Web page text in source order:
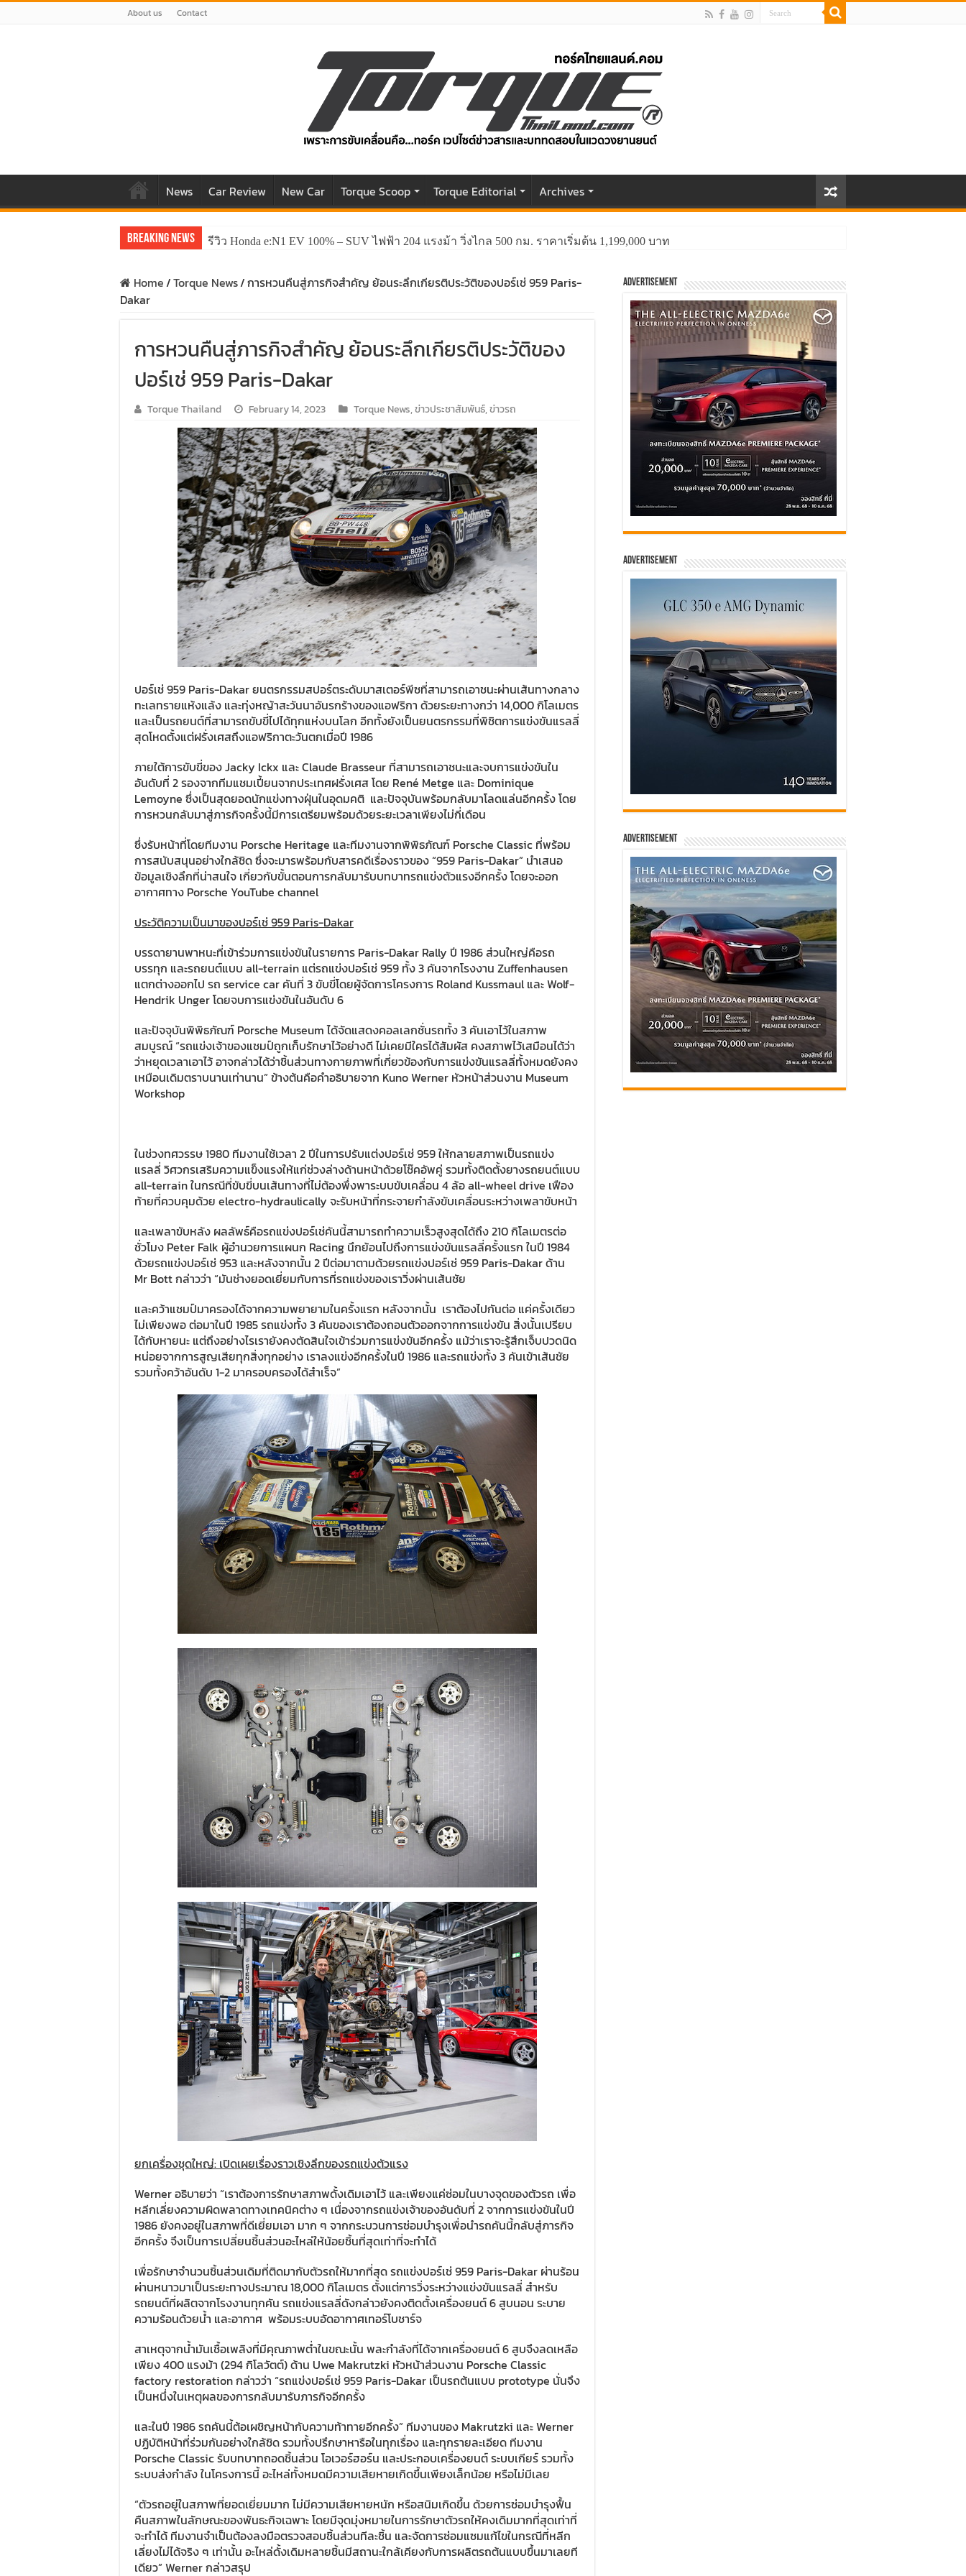
About us Contact
News Car Review New Car Torque Scoop Torque Editorial Archives
Breaking News รีวิว Honda e:N1 EV 100% – SUV ไฟฟ้า 204 แรงม้า วิ่งไกล 500 กม. ราคาเริ่มต้น 1,199,000 บาท
Home/Torque News/การหวนคืนสู่ภารกิจสำคัญ ย้อนระลึกเกียรติประวัติของปอร์เช่ 959 Paris-
Dakar
การหวนคืนสู่ภารกิจสำคัญ ย้อนระลึกเกียรติประวัติของ
ปอร์เช่ 959 Paris-Dakar
Torque Thailand February 14, 2023 Torque News,ข่าวประชาสัมพันธ์,ข่าวรถ
ปอร์เช่ 959 Paris-Dakar ยนตรกรรมสปอร์ตระดับมาสเตอร์พีซที่สามารถเอาชนะผ่านเส้นทางกลาง
ทะเลทรายแห้งแล้ง และทุ่งหญ้าสะวันนาอันรกร้างของแอฟริกา ด้วยระยะทางกว่า 14,000 กิโลเมตร
และเป็นรถยนต์ที่สามารถขับขี่ไปได้ทุกแห่งบนโลก อีกทั้งยังเป็นยนตรกรรมที่พิชิตการแข่งขันแรลลี่
สุดโหดตั้งแต่ฝรั่งเศสถึงแอฟริกาตะวันตกเมื่อปี 1986
ภายใต้การขับขี่ของ Jacky Ickx และ Claude Brasseur ที่สามารถเอาชนะและจบการแข่งขันใน
อันดับที่ 2 รองจากทีมแชมเปี้ยนจากประเทศฝรั่งเศส โดย René Metge และ Dominique
Lemoyne ซึ่งเป็นสุดยอดนักแข่งทางฝุ่นในอุดมคติ และปัจจุบันพร้อมกลับมาโลดแล่นอีกครั้ง โดย
การหวนกลับมาสู่ภารกิจครั้งนี้มีการเตรียมพร้อมด้วยระยะเวลาเพียงไม่กี่เดือน
ซึ่งรับหน้าที่โดยทีมงาน Porsche Heritage และทีมงานจากพิพิธภัณฑ์ Porsche Classic ที่พร้อม
การสนับสนุนอย่างใกล้ชิด ซึ่งจะมารพร้อมกับสารคดีเรื่องราวของ “959 Paris-Dakar” นำเสนอ
ข้อมูลเชิงลึกที่น่าสนใจ เกี่ยวกับขั้นตอนการกลับมารับบทบาทรถแข่งตัวแรงอีกครั้ง โดยจะออก
อากาศทาง Porsche YouTube channel
ประวัติความเป็นมาของปอร์เช่ 959 Paris-Dakar
บรรดายานพาหนะที่เข้าร่วมการแข่งขันในรายการ Paris-Dakar Rally ปี 1986 ส่วนใหญ่คือรถ
บรรทุก และรถยนต์แบบ all-terrain แต่รถแข่งปอร์เช่ 959 ทั้ง 3 คันจากโรงงาน Zuffenhausen
แตกต่างออกไป รถ service car คันที่ 3 ขับขี่โดยผู้จัดการโครงการ Roland Kussmaul และ Wolf-
Hendrik Unger โดยจบการแข่งขันในอันดับ 6
และปัจจุบันพิพิธภัณฑ์ Porsche Museum ได้จัดแสดงคอลเลกชั่นรถทั้ง 3 คันเอาไว้ในสภาพ
สมบูรณ์ “รถแข่งเจ้าของแชมป์ถูกเก็บรักษาไว้อย่างดี ไม่เคยมีใครได้สัมผัส คงสภาพไว้เสมือนได้ว่า
ว่าหยุดเวลาเอาไว้ อาจกล่าวได้ว่าชิ้นส่วนทางกายภาพที่เกี่ยวข้องกับการแข่งขันแรลลี่ทั้งหมดยังคง
เหมือนเดิมตราบนานเท่านาน” ข้างต้นคือคำอธิบายจาก Kuno Werner หัวหน้าส่วนงาน Museum
Workshop
ในช่วงทศวรรษ 1980 ทีมงานใช้เวลา 2 ปีในการปรับแต่งปอร์เช่ 959 ให้กลายสภาพเป็นรถแข่ง
แรลลี่ วิศวกรเสริมความแข็งแรงให้แก่ช่วงล่างด้านหน้าด้วยโช๊คอัพคู่ รวมทั้งติดตั้งยางรถยนต์แบบ
all-terrain ในกรณีที่ขับขี่บนเส้นทางที่ไม่ต้องพึ่งพาระบบขับเคลื่อน 4 ล้อ all-wheel drive เฟือง
ท้ายที่ควบคุมด้วย electro-hydraulically จะรับหน้าที่กระจายกำลังขับเคลื่อนระหว่างเพลาขับหน้า
และเพลาขับหลัง ผลลัพธ์คือรถแข่งปอร์เช่คันนี้สามารถทำความเร็วสูงสุดได้ถึง 210 กิโลเมตรต่อ
ชั่วโมง Peter Falk ผู้อำนวยการแผนก Racing นึกย้อนไปถึงการแข่งขันแรลลี่ครั้งแรก ในปี 1984
ด้วยรถแข่งปอร์เช่ 953 และหลังจากนั้น 2 ปีต่อมาตามด้วยรถแข่งปอร์เช่ 959 Paris-Dakar ด้าน
Mr Bott กล่าวว่า “มันช่างยอดเยี่ยมกับการที่รถแข่งของเราวิ่งผ่านเส้นชัย
และคว้าแชมป์มาครองได้จากความพยายามในครั้งแรก หลังจากนั้น เราต้องไปกันต่อ แค่ครั้งเดียว
ไม่เพียงพอ ต่อมาในปี 1985 รถแข่งทั้ง 3 คันของเราต้องถอนตัวออกจากการแข่งขัน สิ่งนั้นเปรียบ
ได้กับหายนะ แต่ถึงอย่างไรเรายังคงตัดสินใจเข้าร่วมการแข่งขันอีกครั้ง แม้ว่าเราจะรู้สึกเจ็บปวดนิด
หน่อยจากการสูญเสียทุกสิ่งทุกอย่าง เราลงแข่งอีกครั้งในปี 1986 และรถแข่งทั้ง 3 คันเข้าเส้นชัย
รวมทั้งคว้าอันดับ 1-2 มาครอบครองได้สำเร็จ”
ยกเครื่องชุดใหญ่: เปิดเผยเรื่องราวเชิงลึกของรถแข่งตัวแรง
Werner อธิบายว่า “เราต้องการรักษาสภาพดั้งเดิมเอาไว้ และเพียงแค่ซ่อมในบางจุดของตัวรถ เพื่อ
หลีกเลี่ยงความผิดพลาดทางเทคนิคต่าง ๆ เนื่องจากรถแข่งเจ้าของอันดับที่ 2 จากการแข่งขันในปี
1986 ยังคงอยู่ในสภาพที่ดีเยี่ยมเอา มาก ๆ จากกระบวนการซ่อมบำรุงเพื่อนำรถคันนี้กลับสู่ภารกิจ
อีกครั้ง จึงเป็นการเปลี่ยนชิ้นส่วนอะไหล่ให้น้อยชิ้นที่สุดเท่าที่จะทำได้
เพื่อรักษาจำนวนชิ้นส่วนเดิมที่ติดมากับตัวรถให้มากที่สุด รถแข่งปอร์เช่ 959 Paris-Dakar ผ่านร้อน
ผ่านหนาวมาเป็นระยะทางประมาณ 18,000 กิโลเมตร ตั้งแต่การวิ่งระหว่างแข่งขันแรลลี่ สำหรับ
รถยนต์ที่ผลิตจากโรงงานทุกคัน รถแข่งแรลลี่ดังกล่าวยังคงติดตั้งเครื่องยนต์ 6 สูบนอน ระบาย
ความร้อนด้วยน้ำ และอากาศ พร้อมระบบอัดอากาศเทอร์โบชาร์จ
สาเหตุจากน้ำมันเชื้อเพลิงที่มีคุณภาพต่ำในขณะนั้น พละกำลังที่ได้จากเครื่องยนต์ 6 สูบจึงลดเหลือ
เพียง 400 แรงม้า (294 กิโลวัตต์) ด้าน Uwe Makrutzki หัวหน้าส่วนงาน Porsche Classic
factory restoration กล่าวว่า “รถแข่งปอร์เช่ 959 Paris-Dakar เป็นรถต้นแบบ prototype นั่นจึง
เป็นหนึ่งในเหตุผลของการกลับมารับภารกิจอีกครั้ง
และในปี 1986 รถคันนี้ต้อเผชิญหน้ากับความท้าทายอีกครั้ง” ทีมงานของ Makrutzki และ Werner
ปฏิบัติหน้าที่ร่วมกันอย่างใกล้ชิด รวมทั้งปรึกษาหารือในทุกเรื่อง และทุกรายละเอียด ทีมงาน
Porsche Classic รับบทบาทถอดชิ้นส่วน โอเวอร์ฮอร์น และประกอบเครื่องยนต์ ระบบเกียร์ รวมทั้ง
ระบบส่งกำลัง ในโครงการนี้ อะไหล่ทั้งหมดมีความเสียหายเกิดขึ้นเพียงเล็กน้อย หรือไม่มีเลย
“ตัวรถอยู่ในสภาพที่ยอดเยี่ยมมาก ไม่มีความเสียหายหนัก หรือสนิมเกิดขึ้น ด้วยการซ่อมบำรุงฟื้น
คืนสภาพในลักษณะของพันธะกิจเฉพาะ โดยมีจุดมุ่งหมายในการรักษาตัวรถให้คงเดิมมากที่สุดเท่าที่
จะทำได้ ทีมงานจำเป็นต้องลงมือตรวจสอบชิ้นส่วนทีละชิ้น และจัดการซ่อมแซมแก้ไขในกรณีที่หลีก
เลี่ยงไม่ได้จริง ๆ เท่านั้น อะไหล่ดั้งเดิมหลายชิ้นมีสถานะใกล้เคียงกับการผลิตรถต้นแบบขึ้นมาเลยที
เดียว” Werner กล่าวสรุป
Advertisement
Advertisement
Advertisement